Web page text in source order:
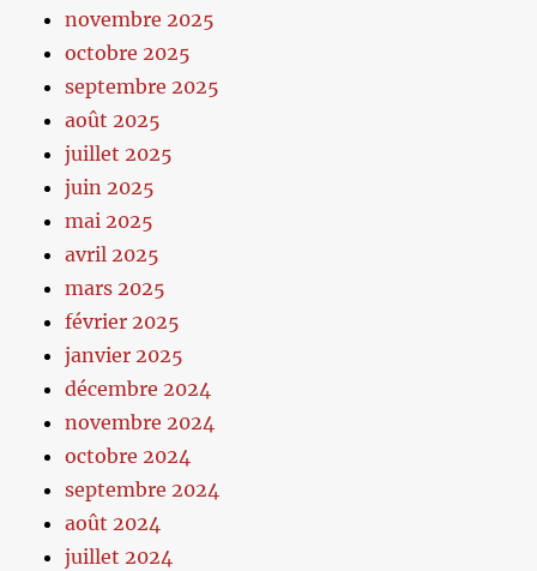
novembre 2025
octobre 2025
septembre 2025
août 2025
juillet 2025
juin 2025
mai 2025
avril 2025
mars 2025
février 2025
janvier 2025
décembre 2024
novembre 2024
octobre 2024
septembre 2024
août 2024
juillet 2024